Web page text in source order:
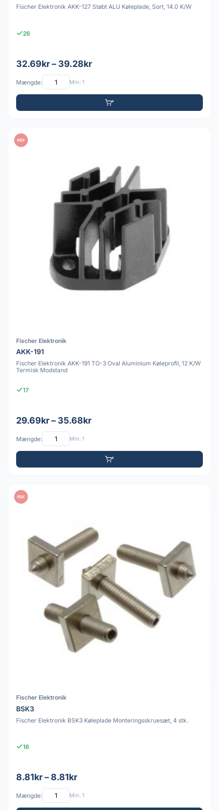
Fischer Elektronik AKK-127 Støbt ALU Køleplade, Sort, 14.0 K/W
26
32.69kr – 39.28kr
Mængde: Min: 1
PDF
Fischer Elektronik
AKK-191
Fischer Elektronik AKK-191 TO-3 Oval Aluminium Køleprofil, 12 K/W
Termisk Modstand
17
29.69kr – 35.68kr
Mængde: Min: 1
PDF
Fischer Elektronik
BSK3
Fischer Elektronik BSK3 Køleplade Monteringsskruesæt, 4 stk.
16
8.81kr – 8.81kr
Mængde: Min: 1